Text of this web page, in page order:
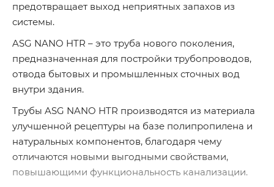
предотвращает выход неприятных запахов из
системы.
ASG NANO HTR – это труба нового поколения,
предназначенная для постройки трубопроводов,
отвода бытовых и промышленных сточных вод
внутри здания.
Трубы ASG NANO HTR производятся из материала
улучшенной рецептуры на базе полипропилена и
натуральных компонентов, благодаря чему
отличаются новыми выгодными свойствами,
повышающими функциональность канализации.